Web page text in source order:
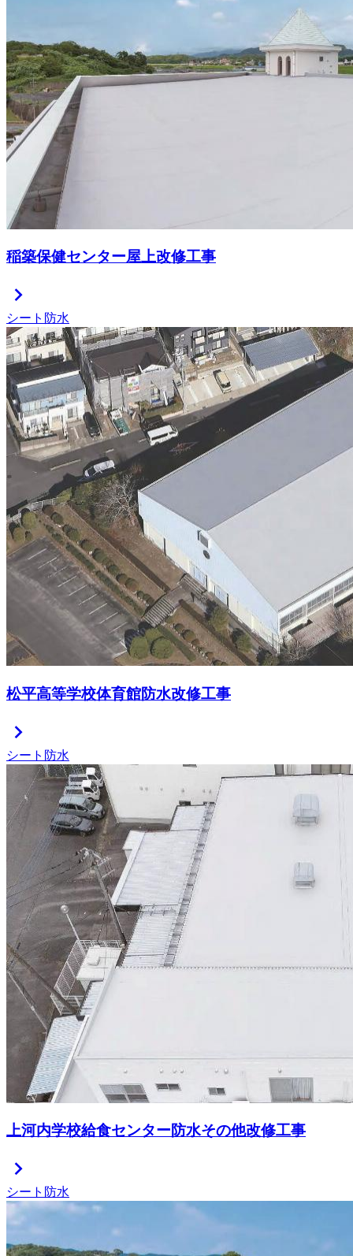
稲築保健センター屋上改修工事
chevron_right
シート防水
松平高等学校体育館防水改修工事
chevron_right
シート防水
上河内学校給食センター防水その他改修工事
chevron_right
シート防水